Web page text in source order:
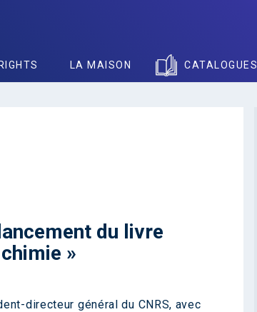
LA MAISON CATALOGUES
du livre
»
directeur général du CNRS, avec